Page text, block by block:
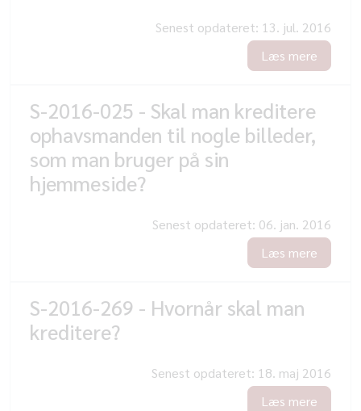
Senest opdateret: 13. jul. 2016
Læs mere
S-2016-025 - Skal man kreditere
ophavsmanden til nogle billeder,
som man bruger på sin
hjemmeside?
Senest opdateret: 06. jan. 2016
Læs mere
S-2016-269 - Hvornår skal man
kreditere?
Senest opdateret: 18. maj 2016
Læs mere